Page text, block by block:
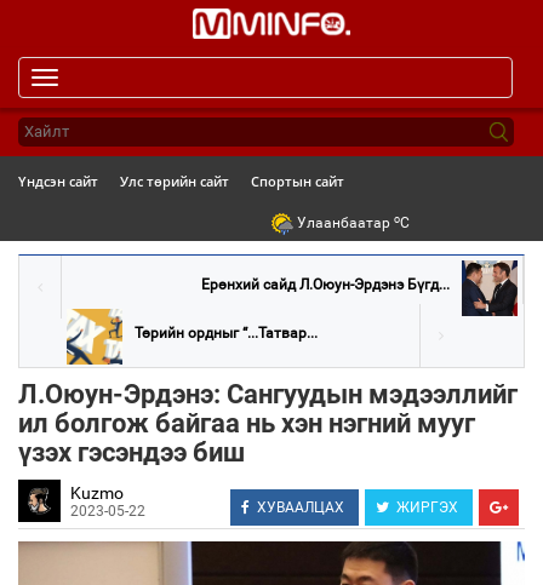
navigation
Үндсэн сайт Улс төрийн сайт Спортын сайт
Улаанбаатар oC
Ерөнхий сайд Л.Оюун-Эрдэнэ Бүгд...
Төрийн ордныг “...Татвар...
Л.Оюун-Эрдэнэ: Сангуудын мэдээллийг
ил болгож байгаа нь хэн нэгний мууг
үзэх гэсэндээ биш
Kuzmo
2023-05-22 ХУВААЛЦАХ ЖИРГЭХ